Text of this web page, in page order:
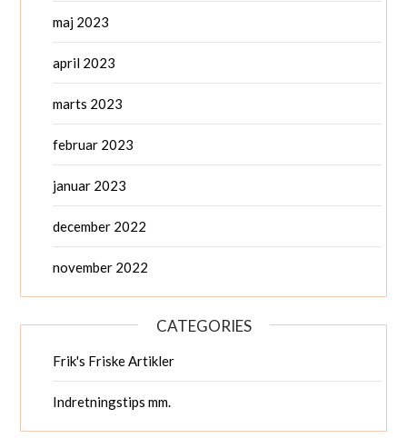
maj 2023
april 2023
marts 2023
februar 2023
januar 2023
december 2022
november 2022
CATEGORIES
Frik's Friske Artikler
Indretningstips mm.